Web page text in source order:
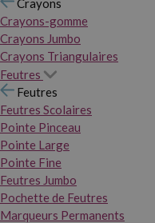
Crayons-gomme
Crayons Jumbo
Crayons Triangulaires
Feutres
Feutres
Feutres Scolaires
Pointe Pinceau
Pointe Large
Pointe Fine
Feutres Jumbo
Pochette de Feutres
Marqueurs Permanents